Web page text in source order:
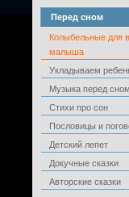
Перед сном
Колыбельные для
малыша
Укладываем
Музыка перед сном
Стихи про сон
Пословицы и
Детский лепет
Докучные сказки
Авторские сказки